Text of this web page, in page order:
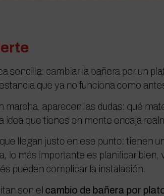
sencilla: cambiar la bañera por un
que ya no funciona como
aparecen las dudas: qué
idea que tienes en mente encaja
llegan justo en ese punto: tienen
lo más importante es planificar
pueden complicar la instalación.
son el cambio de bañera por